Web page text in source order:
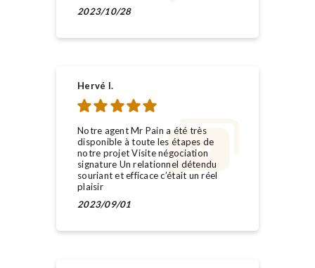
2023/10/28
Hervé l.
Notre agent Mr Pain a été très
disponible à toute les étapes de
notre projet Visite négociation
signature Un relationnel détendu
souriant et efficace c’était un réel
plaisir
2023/09/01